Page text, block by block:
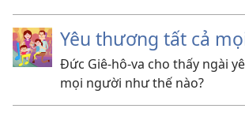
Yêu thương tất cả
Đức Giê-hô-va cho thấy ngài
mọi người như thế nào?